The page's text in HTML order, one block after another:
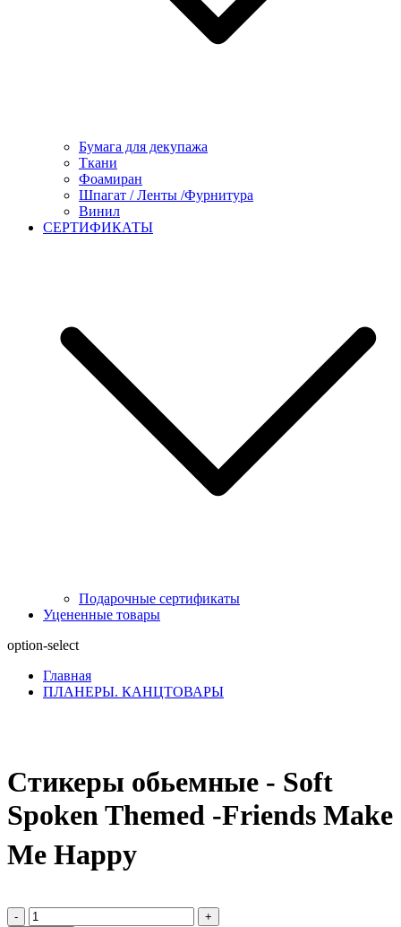
Бумага для декупажа
Ткани
Фоамиран
Шпагат / Ленты /Фурнитура
Винил
СЕРТИФИКАТЫ
Подарочные сертификаты
Уцененные товары
option-select
Главная
ПЛАНЕРЫ. КАНЦТОВАРЫ
Стикеры обьемные - Soft
Spoken Themed -Friends Make
Me Happy
-
+